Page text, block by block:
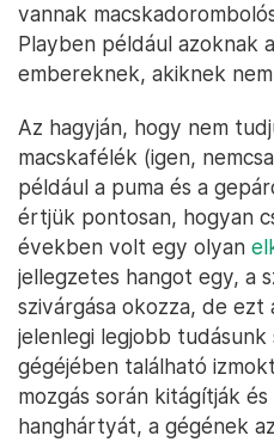
vannak
Playben például azoknak
embereknek, akiknek
Az hagyján, hogy nem
macskafélék (igen,
például a puma és a
értjük pontosan, hogyan
években volt egy olyan
jellegzetes hangot egy, a
szivárgása okozza, de ezt
jelenlegi legjobb tudásunk
gégéjében található
mozgás során kitágítják
hanghártyát, a gégének